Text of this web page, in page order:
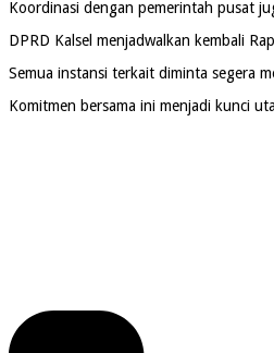
Koordinasi dengan pemerintah pusat
DPRD Kalsel menjadwalkan kembali
Semua instansi terkait diminta segera
Komitmen bersama ini menjadi kunci